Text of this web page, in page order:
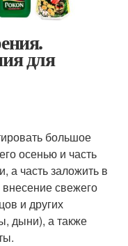
для
большое
осенью и часть
а часть заложить в
внесение свежего
и других
дыни), а также